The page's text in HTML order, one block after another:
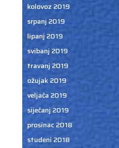
kolovoz 2019
srpanj 2019
lipanj 2019
svibanj 2019
travanj 2019
ožujak 2019
veljača 2019
siječanj 2019
prosinac 2018
studeni 2018